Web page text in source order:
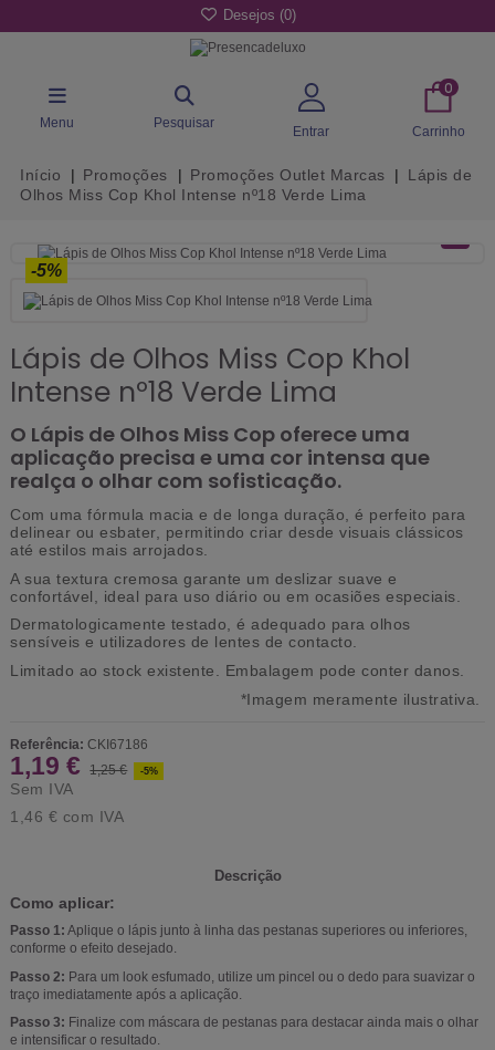
Desejos (0)
Menu Pesquisar
Entrar
0
Carrinho
Início Promoções Promoções Outlet Marcas
Lápis de
Olhos Miss Cop Khol Intense nº18 Verde Lima
-5%
Lápis de Olhos Miss Cop Khol
Intense nº18 Verde Lima
O Lápis de Olhos Miss Cop oferece uma
aplicação precisa e uma cor intensa que
realça o olhar com sofisticação.
Com uma fórmula macia e de longa duração, é perfeito para
delinear ou esbater, permitindo criar desde visuais clássicos
até estilos mais arrojados.
A sua textura cremosa garante um deslizar suave e
confortável, ideal para uso diário ou em ocasiões especiais.
Dermatologicamente testado, é adequado para olhos
sensíveis e utilizadores de lentes de contacto.
Limitado ao stock existente. Embalagem pode conter danos.
*Imagem meramente ilustrativa.
Referência: CKI67186
1,19 € 1,25 € -5%
Sem IVA
1,46 € com IVA
Descrição
Como aplicar:
Passo 1: Aplique o lápis junto à linha das pestanas superiores ou inferiores,
conforme o efeito desejado.
Passo 2: Para um look esfumado, utilize um pincel ou o dedo para suavizar o
traço imediatamente após a aplicação.
Passo 3: Finalize com máscara de pestanas para destacar ainda mais o olhar
e intensificar o resultado.